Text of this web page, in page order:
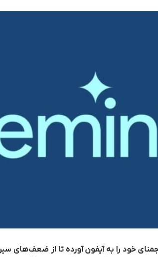
خود را به آیفون آورده تا از ضعف‌های